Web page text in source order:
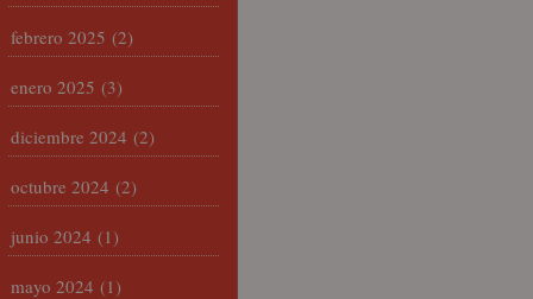
febrero 2025 (2)
enero 2025 (3)
diciembre 2024 (2)
octubre 2024 (2)
junio 2024 (1)
mayo 2024 (1)